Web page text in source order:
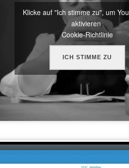
Klicke auf "Ich stimme zu", um
aktivieren
Cookie-Richtlinie
ICH STIMME ZU